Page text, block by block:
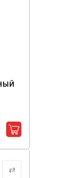
Добавить в
⇄